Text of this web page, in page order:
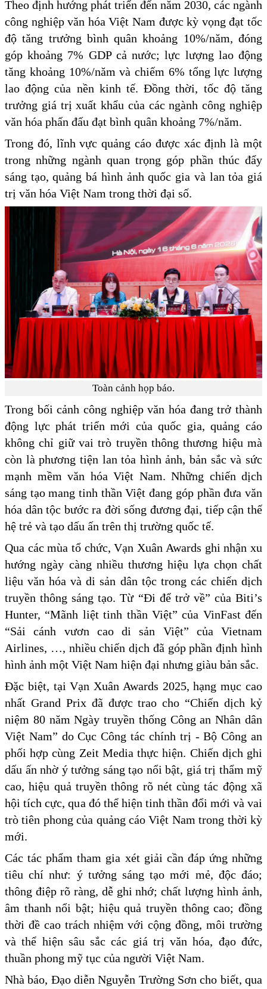
Theo định hướng phát triển đến năm 2030, các ngành
công nghiệp văn hóa Việt Nam được kỳ vọng đạt tốc
độ tăng trưởng bình quân khoảng 10%/năm, đóng
góp khoảng 7% GDP cả nước; lực lượng lao động
tăng khoảng 10%/năm và chiếm 6% tổng lực lượng
lao động của nền kinh tế. Đồng thời, tốc độ tăng
trưởng giá trị xuất khẩu của các ngành công nghiệp
văn hóa phấn đấu đạt bình quân khoảng 7%/năm.
Trong đó, lĩnh vực quảng cáo được xác định là một
trong những ngành quan trọng góp phần thúc đẩy
sáng tạo, quảng bá hình ảnh quốc gia và lan tỏa giá
trị văn hóa Việt Nam trong thời đại số.
Toàn cảnh họp báo.
Trong bối cảnh công nghiệp văn hóa đang trở thành
động lực phát triển mới của quốc gia, quảng cáo
không chỉ giữ vai trò truyền thông thương hiệu mà
còn là phương tiện lan tỏa hình ảnh, bản sắc và sức
mạnh mềm văn hóa Việt Nam. Những chiến dịch
sáng tạo mang tinh thần Việt đang góp phần đưa văn
hóa dân tộc bước ra đời sống đương đại, tiếp cận thế
hệ trẻ và tạo dấu ấn trên thị trường quốc tế.
Qua các mùa tổ chức, Vạn Xuân Awards ghi nhận xu
hướng ngày càng nhiều thương hiệu lựa chọn chất
liệu văn hóa và di sản dân tộc trong các chiến dịch
truyền thông sáng tạo. Từ “Đi để trở về” của Biti’s
Hunter, “Mãnh liệt tinh thần Việt” của VinFast đến
“Sải cánh vươn cao di sản Việt” của Vietnam
Airlines, …, nhiều chiến dịch đã góp phần định hình
hình ảnh một Việt Nam hiện đại nhưng giàu bản sắc.
Đặc biệt, tại Vạn Xuân Awards 2025, hạng mục cao
nhất Grand Prix đã được trao cho “Chiến dịch kỷ
niệm 80 năm Ngày truyền thống Công an Nhân dân
Việt Nam” do Cục Công tác chính trị - Bộ Công an
phối hợp cùng Zeit Media thực hiện. Chiến dịch ghi
dấu ấn nhờ ý tưởng sáng tạo nổi bật, giá trị thẩm mỹ
cao, hiệu quả truyền thông rõ nét cùng tác động xã
hội tích cực, qua đó thể hiện tinh thần đổi mới và vai
trò tiên phong của quảng cáo Việt Nam trong thời kỳ
mới.
Các tác phẩm tham gia xét giải cần đáp ứng những
tiêu chí như: ý tưởng sáng tạo mới mẻ, độc đáo;
thông điệp rõ ràng, dễ ghi nhớ; chất lượng hình ảnh,
âm thanh nổi bật; hiệu quả truyền thông cao; đồng
thời đề cao trách nhiệm với cộng đồng, môi trường
và thể hiện sâu sắc các giá trị văn hóa, đạo đức,
thuần phong mỹ tục của người Việt Nam.
Nhà báo, Đạo diễn Nguyễn Trường Sơn cho biết, qua